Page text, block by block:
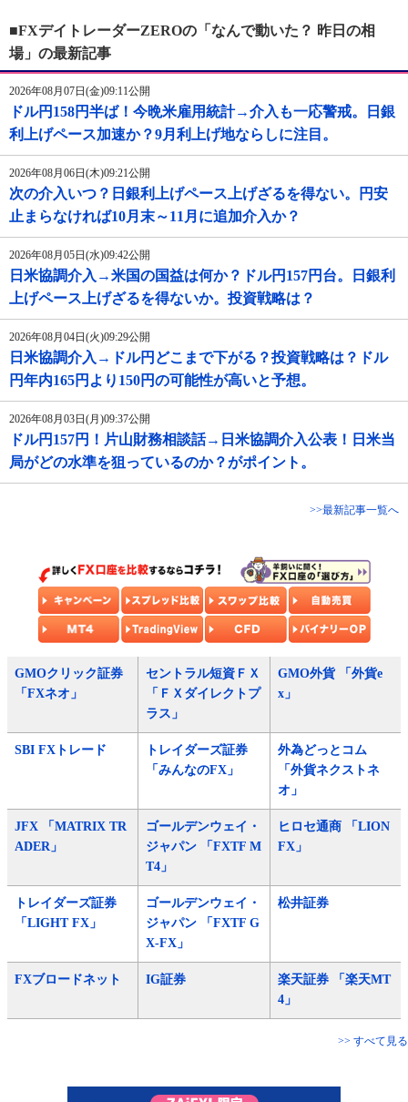
■FXデイトレーダーZEROの「なんで動いた？ 昨日の相
場」の最新記事
2026年08月07日(金)09:11公開
ドル円158円半ば！今晩米雇用統計→介入も一応警戒。日銀
利上げペース加速か？9月利上げ地ならしに注目。
2026年08月06日(木)09:21公開
次の介入いつ？日銀利上げペース上げざるを得ない。円安
止まらなければ10月末～11月に追加介入か？
2026年08月05日(水)09:42公開
日米協調介入→米国の国益は何か？ドル円157円台。日銀利
上げペース上げざるを得ないか。投資戦略は？
2026年08月04日(火)09:29公開
日米協調介入→ドル円どこまで下がる？投資戦略は？ドル
円年内165円より150円の可能性が高いと予想。
2026年08月03日(月)09:37公開
ドル円157円！片山財務相談話→日米協調介入公表！日米当
局がどの水準を狙っているのか？がポイント。
>>最新記事一覧へ
GMOクリック証券
「FXネオ」
セントラル短資ＦＸ
「ＦＸダイレクトプ
ラス」
GMO外貨 「外貨e
x」
SBI FXトレード
トレイダーズ証券
「みんなのFX」
外為どっとコム
「外貨ネクストネ
オ」
JFX 「MATRIX TR
ADER」
ゴールデンウェイ・
ジャパン 「FXTF M
T4」
ヒロセ通商 「LION
FX」
トレイダーズ証券
「LIGHT FX」
ゴールデンウェイ・
ジャパン 「FXTF G
X-FX」
松井証券
FXブロードネット IG証券
楽天証券 「楽天MT
4」
>> すべて見る